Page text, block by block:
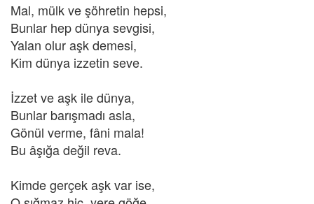
Mal, mülk ve şöhretin hepsi,
Bunlar hep dünya sevgisi,
Yalan olur aşk demesi,
Kim dünya izzetin seve.
İzzet ve aşk ile dünya,
Bunlar barışmadı asla,
Gönül verme, fâni mala!
Bu âşığa değil reva.
Kimde gerçek aşk var ise,